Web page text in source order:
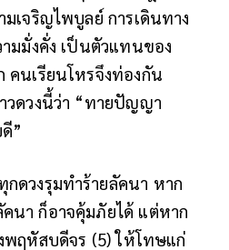
เจริญไพบูลย์ การเดินทาง
มมั่งคั่ง เป็นตัวแทนของ
คนเรียนโหรจึงท่องกัน
วดวงนี้ว่า “ทายปัญญา
”
ดวงรุมทำร้ายลัคนา หาก
นา ก็อาจคุ้มภัยได้ แต่หาก
พฤหัสบดีจร (5) ให้โทษแก่